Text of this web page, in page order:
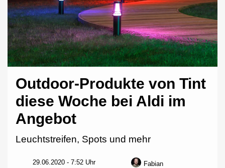
Outdoor-Produkte von Tint
diese Woche bei Aldi im
Angebot
Leuchtstreifen, Spots und mehr
29.06.2020 - 7:52 Uhr Fabian